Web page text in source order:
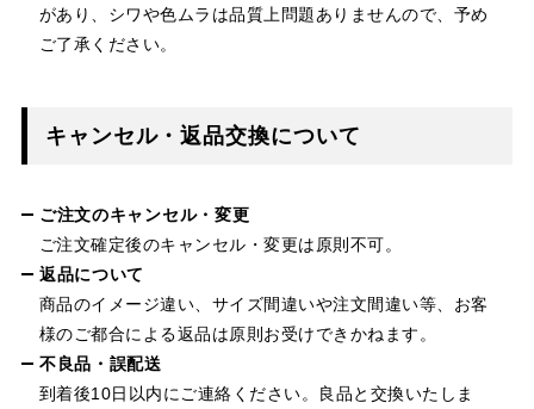
があり、シワや色ムラは品質上問題ありませんので、予め
ご了承ください。
キャンセル・返品交換について
ご注文のキャンセル・変更
ご注文確定後のキャンセル・変更は原則不可。
返品について
商品のイメージ違い、サイズ間違いや注文間違い等、お客
様のご都合による返品は原則お受けできかねます。
不良品・誤配送
到着後10日以内にご連絡ください。良品と交換いたしま